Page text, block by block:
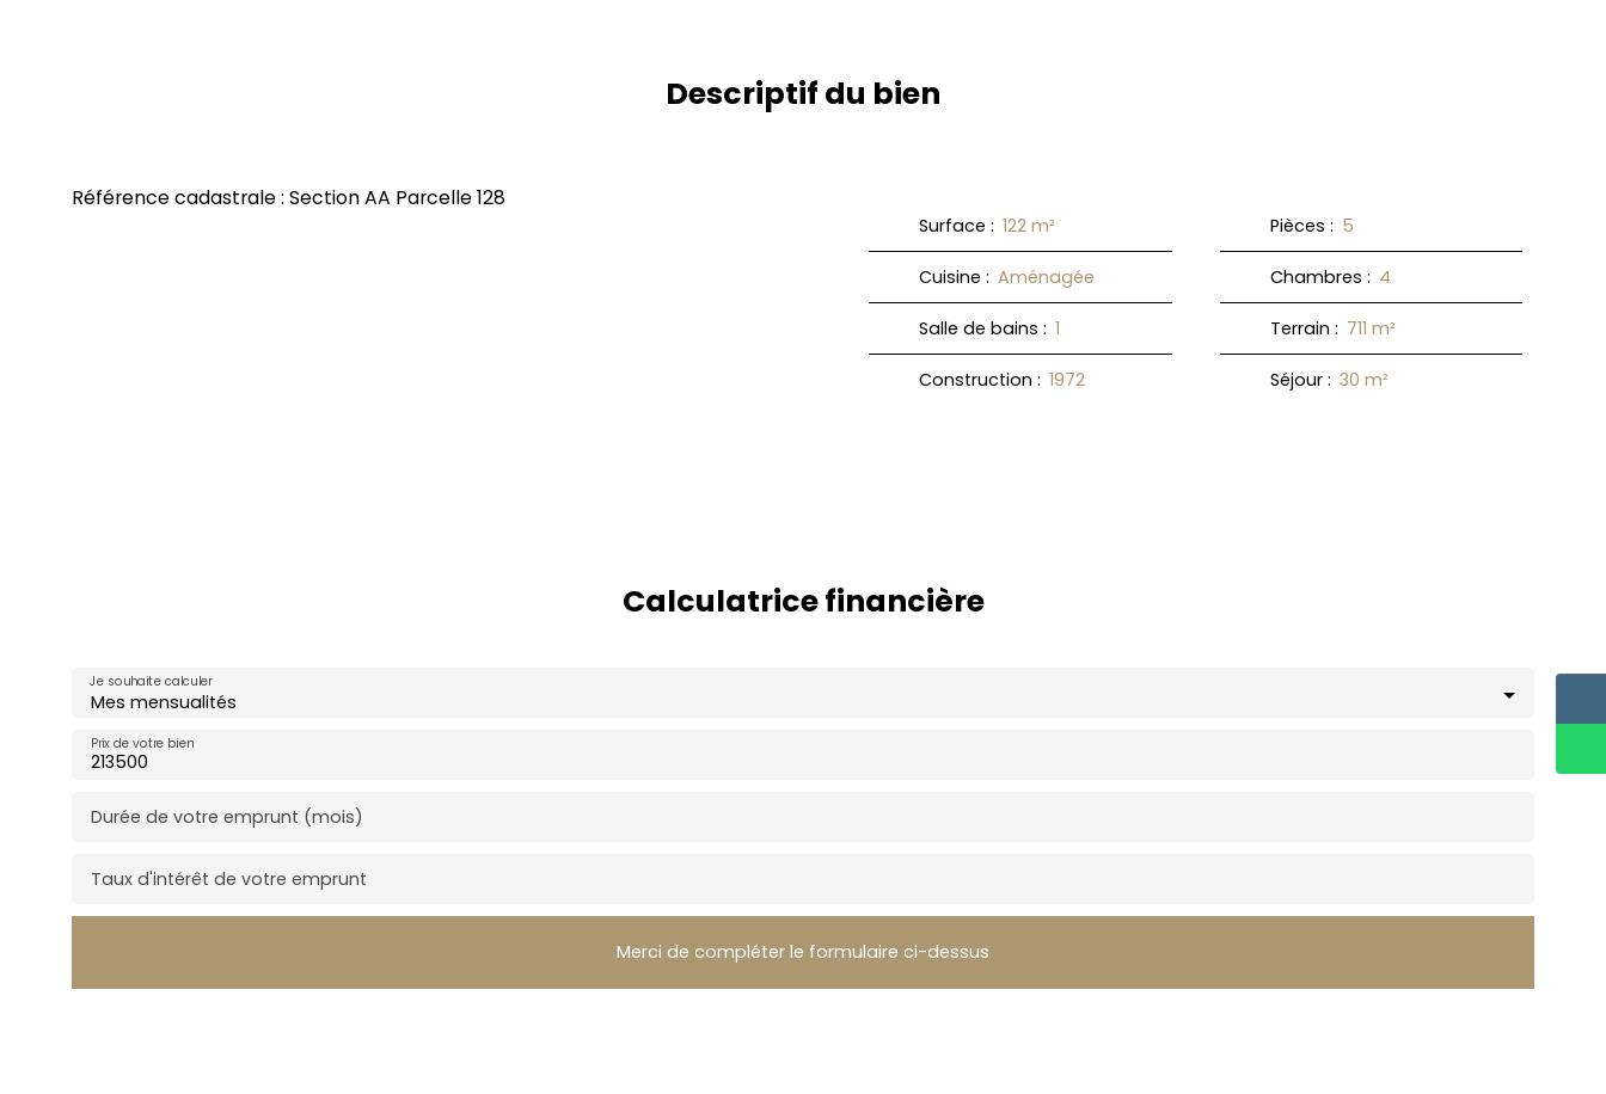
Descriptif du bien
Référence cadastrale : Section AA Parcelle 128
Surface : 122 m² Pièces : 5
Cuisine : Aménagée Chambres : 4
Salle de bains : 1 Terrain : 711 m²
Construction : 1972 Séjour: 30 m²
Calculatrice financière
Mes mensualités
Je souhaite calculer
Prix de votre bien
Durée de votre emprunt (mois)
Taux d'intérêt de votre emprunt
Merci de compléter le formulaire ci-dessus